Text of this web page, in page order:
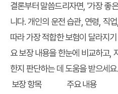
결론부터 말씀드리자면, '가장 좋
니다. 개인의 운전 습관, 연령, 직
따라 가장 적합한 보험이 달라지
요 보장 내용을 한눈에 비교하고,
한지 판단하는 데 도움을 받으세요.
보장 항목
주요 내용